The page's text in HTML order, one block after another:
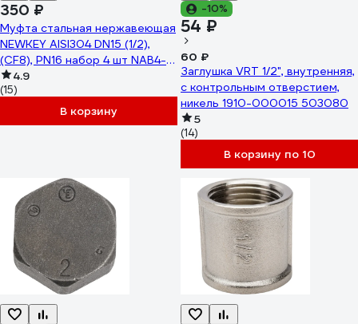
350 ₽
Муфта стальная нержавеющая
NEWKEY AISI304 DN15 (1/2),
(CF8), PN16 набор 4 шт NAB4-
NK-MM15/4
4.9
(15)
В корзину
-10%
54 ₽
60 ₽
Заглушка VRT 1/2", внутренняя,
с контрольным отверстием,
никель 1910-000015 503080
5
(14)
В корзину по 10